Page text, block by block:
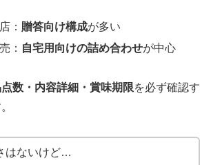
： 贈答向け構成が多い
： 自宅用向けの詰め合わせが中心
数・内容詳細・賞味期限を必ず確認す
はないけど…